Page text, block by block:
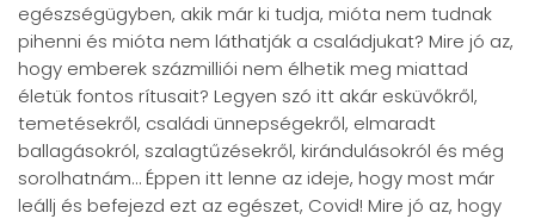
egészségügyben, akik már ki tudja, mióta nem tudnak
pihenni és mióta nem láthatják a családjukat? Mire jó az,
hogy emberek százmilliói nem élhetik meg miattad
életük fontos rítusait? Legyen szó itt akár esküvőkről,
temetésekről, családi ünnepségekről, elmaradt
ballagásokról, szalagtűzésekről, kirándulásokról és még
sorolhatnám… Éppen itt lenne az ideje, hogy most már
leállj és befejezd ezt az egészet, Covid! Mire jó az, hogy